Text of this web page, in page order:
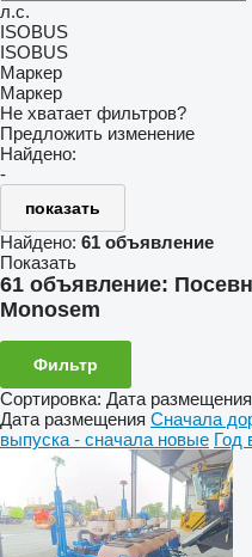
л.с.
ISOBUS
ISOBUS
Маркер
Маркер
Не хватает фильтров?
Предложить изменение
Найдено:
-
показать
Найдено: 61 объявление
Показать
61 объявление:
Monosem
Фильтр
Сортировка: Дата размещения
Дата размещения Сначала
выпуска - сначала новые Год